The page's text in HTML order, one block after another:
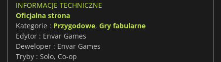
INFORMACJE TECHNICZNE
Oficjalna strona
Kategorie : Przygodowe, Gry fabularne
Edytor : Envar Games
Deweloper : Envar Games
Tryby : Solo, Co-op